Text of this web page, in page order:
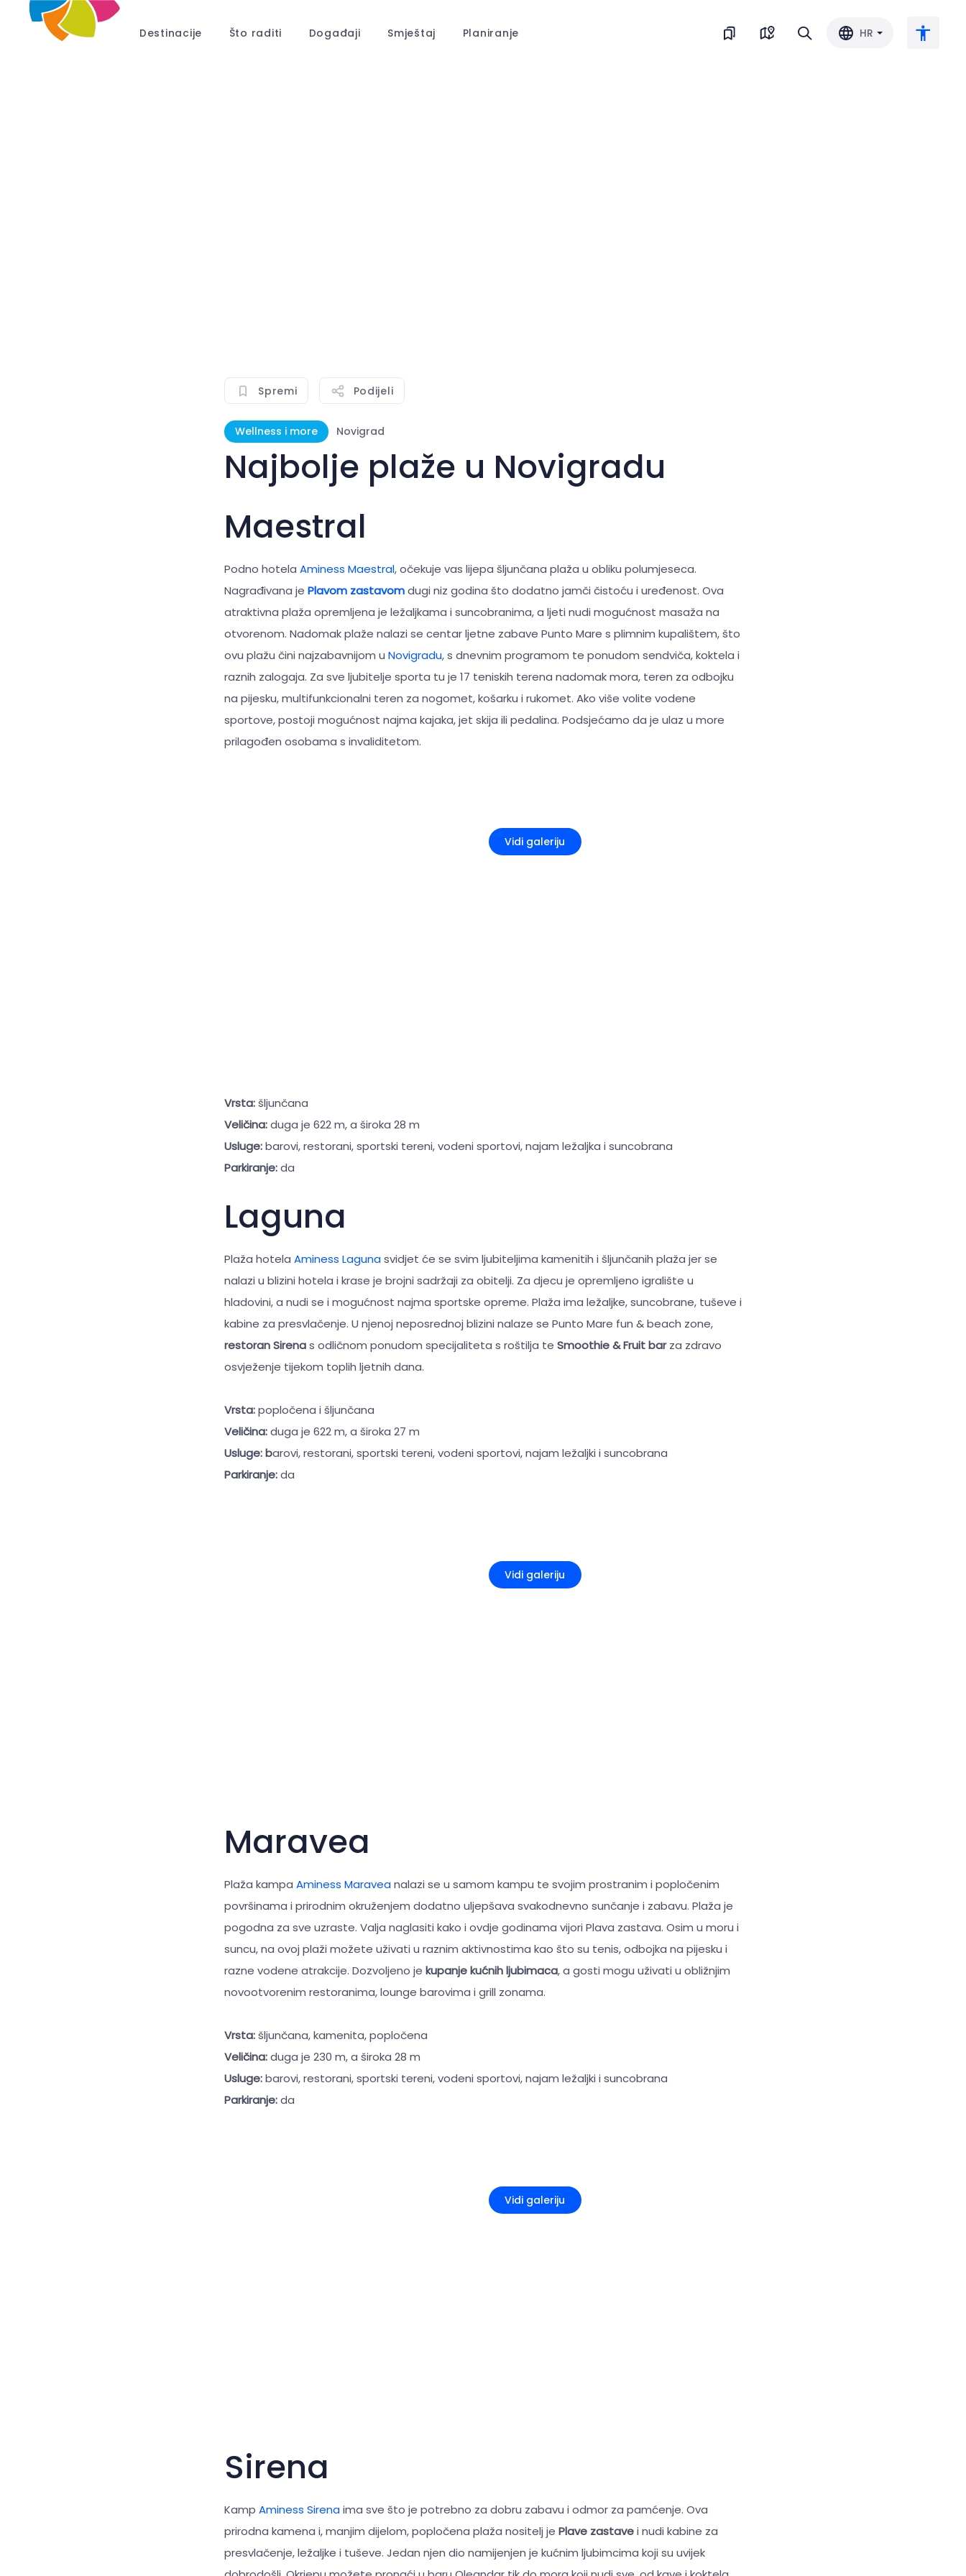
Destinacije Što raditi Događaji Smještaj Planiranje HR
Spremi Podijeli
Wellness i more Novigrad
Najbolje plaže u Novigradu
Maestral
Podno hotela Aminess Maestral, očekuje vas lijepa šljunčana plaža u obliku polumjeseca.
Nagrađivana je Plavom zastavomdugi niz godina što dodatno jamči čistoću i uređenost. Ova
atraktivna plaža opremljena je ležaljkama i suncobranima, a ljeti nudi mogućnost masaža na
otvorenom. Nadomak plaže nalazi se centar ljetne zabave Punto Mare s plimnim kupalištem, što
ovu plažu čini najzabavnijom u Novigradu, s dnevnim programom te ponudom sendviča, koktela i
raznih zalogaja. Za sve ljubitelje sporta tu je 17 teniskih terena nadomak mora, teren za odbojku
na pijesku, multifunkcionalni teren za nogomet, košarku i rukomet. Ako više volite vodene
sportove, postoji mogućnost najma kajaka, jet skija ili pedalina. Podsjećamo da je ulaz u more
prilagođen osobama s invaliditetom.
Vidi galeriju
Vrsta:šljunčana
Veličina:duga je 622 m, a široka 28 m
Usluge:barovi, restorani, sportski tereni, vodeni sportovi, najam ležaljka i suncobrana
Parkiranje:da
Laguna
Plaža hotela Aminess Lagunasvidjet će se svim ljubiteljima kamenitih i šljunčanih plaža jer se
nalazi u blizini hotela i krase je brojni sadržaji za obitelji. Za djecu je opremljeno igralište u
hladovini, a nudi se i mogućnost najma sportske opreme. Plaža ima ležaljke, suncobrane, tuševe i
kabine za presvlačenje. U njenoj neposrednoj blizini nalaze se Punto Mare fun & beach zone,
restoran Sirenas odličnom ponudom specijaliteta s roštilja te Smoothie & Fruit barza zdravo
osvježenje tijekom toplih ljetnih dana.
Vrsta:popločena i šljunčana
Veličina:duga je 622 m, a široka 27 m
Usluge: barovi, restorani, sportski tereni, vodeni sportovi, najam ležaljki i suncobrana
Parkiranje:da
Vidi galeriju
Maravea
Plaža kampa Aminess Maraveanalazi se u samom kampu te svojim prostranim i popločenim
površinama i prirodnim okruženjem dodatno uljepšava svakodnevno sunčanje i zabavu. Plaža je
pogodna za sve uzraste. Valja naglasiti kako i ovdje godinama vijori Plava zastava. Osim u moru i
suncu, na ovoj plaži možete uživati u raznim aktivnostima kao što su tenis, odbojka na pijesku i
razne vodene atrakcije. Dozvoljeno je kupanje kućnih ljubimaca, a gosti mogu uživati u obližnjim
novootvorenim restoranima, lounge barovima i grill zonama.
Vrsta:šljunčana, kamenita, popločena
Veličina:duga je 230 m, a široka 28 m
Usluge:barovi, restorani, sportski tereni, vodeni sportovi, najam ležaljki i suncobrana
Parkiranje:da
Vidi galeriju
Sirena
Kamp Aminess Sirenaima sve što je potrebno za dobru zabavu i odmor za pamćenje. Ova
prirodna kamena i, manjim dijelom, popločena plaža nositelj je Plave zastavei nudi kabine za
presvlačenje, ležaljke i tuševe. Jedan njen dio namijenjen je kućnim ljubimcima koji su uvijek